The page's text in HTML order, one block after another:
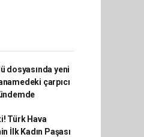
dosyasında yeni
çarpıcı
Türk Hava
İlk Kadın Paşası